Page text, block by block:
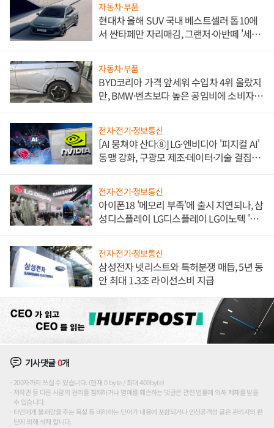
자동차·부품
현대차 올해 SUV 국내 베스트셀러 톱10에
서 싼타페만 자리매김, 그랜저·아반떼 '세단
자동차·부품
BYD코리아 가격 앞세워 수입차 4위 올랐지
만, BMW·벤츠보다 높은 공임비에 소비자
전자·전기·정보통신
[AI 뭉쳐야 산다⑧] LG·엔비디아 '피지컬 AI'
동맹 강화, 구광모 제조·데이터·기술 결집
전자·전기·정보통신
아이폰18 '메모리 부족'에 출시 지연되나, 삼
성디스플레이 LG디스플레이 LG이노텍 '탈
전자·전기·정보통신
삼성전자 넷리스트와 특허분쟁 매듭, 5년 동
안 최대 1.3조 라이선스비 지급
기사댓글0개
200자까지 쓰실 수 있습니다. (현재 0 byte / 최대 400byte)
저작권 등 다른 사람의 권리를 침해하거나 명예를 훼손하는 댓글은 관련 법률에 의해 제재를 받을
수 있습니다.
타인에게 불쾌감을 주는 욕설 등 비하하는 단어가 내용에 포함되거나 인신공격성 글은 관리자의 판
단에 의해 삭제 합니다.